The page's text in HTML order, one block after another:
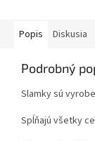
Popis Diskusia
Podrobný
Slamky sú
Spĺňajú všetky